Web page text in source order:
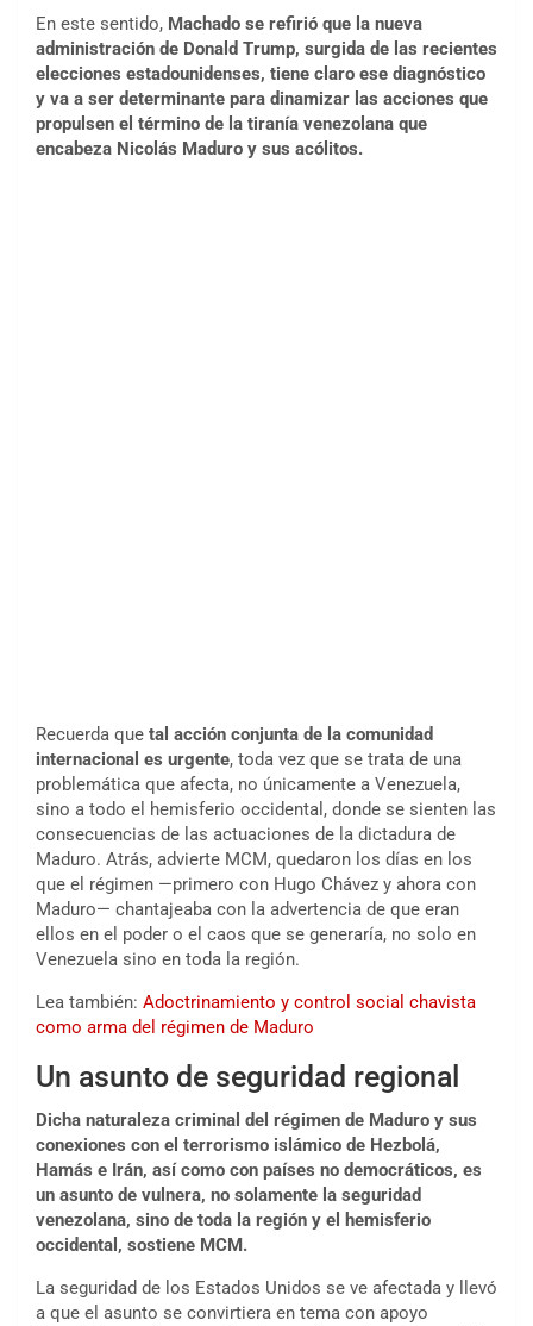
En este sentido, Machado se refirió que la nueva
administración de Donald Trump, surgida de las recientes
elecciones estadounidenses, tiene claro ese diagnóstico
y va a ser determinante para dinamizar las acciones que
propulsen el término de la tiranía venezolana que
encabeza Nicolás Maduro y sus acólitos.
Recuerda que tal acción conjunta de la comunidad
internacional es urgente, toda vez que se trata de una
problemática que afecta, no únicamente a Venezuela,
sino a todo el hemisferio occidental, donde se sienten las
consecuencias de las actuaciones de la dictadura de
Maduro. Atrás, advierte MCM, quedaron los días en los
que el régimen —primero con Hugo Chávez y ahora con
Maduro— chantajeaba con la advertencia de que eran
ellos en el poder o el caos que se generaría, no solo en
Venezuela sino en toda la región.
Lea también: Adoctrinamiento y control social chavista
como arma del régimen de Maduro
Un asunto de seguridad regional
Dicha naturaleza criminal del régimen de Maduro y sus
conexiones con el terrorismo islámico de Hezbolá,
Hamás e Irán, así como con países no democráticos, es
un asunto de vulnera, no solamente la seguridad
venezolana, sino de toda la región y el hemisferio
occidental, sostiene MCM.
La seguridad de los Estados Unidos se ve afectada y llevó
a que el asunto se convirtiera en tema con apoyo